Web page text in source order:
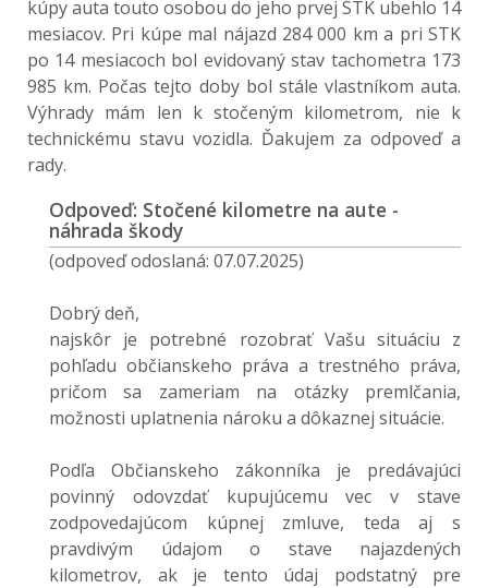
kúpy auta touto osobou do jeho prvej STK ubehlo 14
mesiacov. Pri kúpe mal nájazd 284 000 km a pri STK
po 14 mesiacoch bol evidovaný stav tachometra 173
985 km. Počas tejto doby bol stále vlastníkom auta.
Výhrady mám len k stočeným kilometrom, nie k
technickému stavu vozidla. Ďakujem za odpoveď a
rady.
Odpoveď: Stočené kilometre na aute -
náhrada škody
(odpoveď odoslaná: 07.07.2025)
Dobrý deň,
najskôr je potrebné rozobrať Vašu situáciu z
pohľadu občianskeho práva a trestného práva,
pričom sa zameriam na otázky premlčania,
možnosti uplatnenia nároku a dôkaznej situácie.
Podľa Občianskeho zákonníka je predávajúci
povinný odovzdať kupujúcemu vec v stave
zodpovedajúcom kúpnej zmluve, teda aj s
pravdivým údajom o stave najazdených
kilometrov, ak je tento údaj podstatný pre